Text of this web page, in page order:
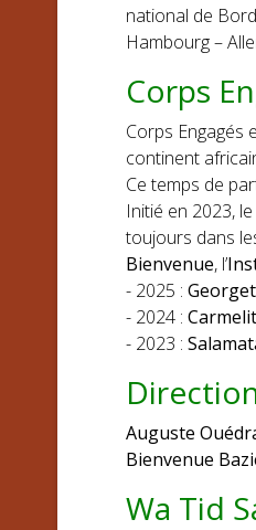
national de
Hambourg –
Corps
Corps Engagés
continent
Ce temps de
Initié en 2023,
toujours dans
Bienvenue, l’
- 2025 :
- 2024 :
- 2023 :
Auguste
Bienvenue
Wa Tid